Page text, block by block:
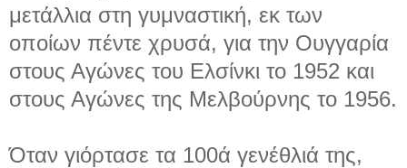
μετάλλια στη γυμναστική, εκ των
οποίων πέντε χρυσά, για την Ουγγαρία
στους Αγώνες του Ελσίνκι το 1952 και
στους Αγώνες της Μελβούρνης το 1956.
Όταν γιόρτασε τα 100ά γενέθλιά της,